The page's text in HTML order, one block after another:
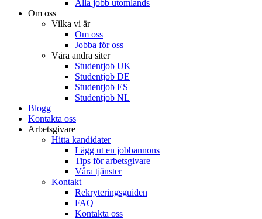
Alla jobb utomlands
Om oss
Vilka vi är
Om oss
Jobba för oss
Våra andra siter
Studentjob UK
Studentjob DE
Studentjob ES
Studentjob NL
Blogg
Kontakta oss
Arbetsgivare
Hitta kandidater
Lägg ut en jobbannons
Tips för arbetsgivare
Våra tjänster
Kontakt
Rekryteringsguiden
FAQ
Kontakta oss